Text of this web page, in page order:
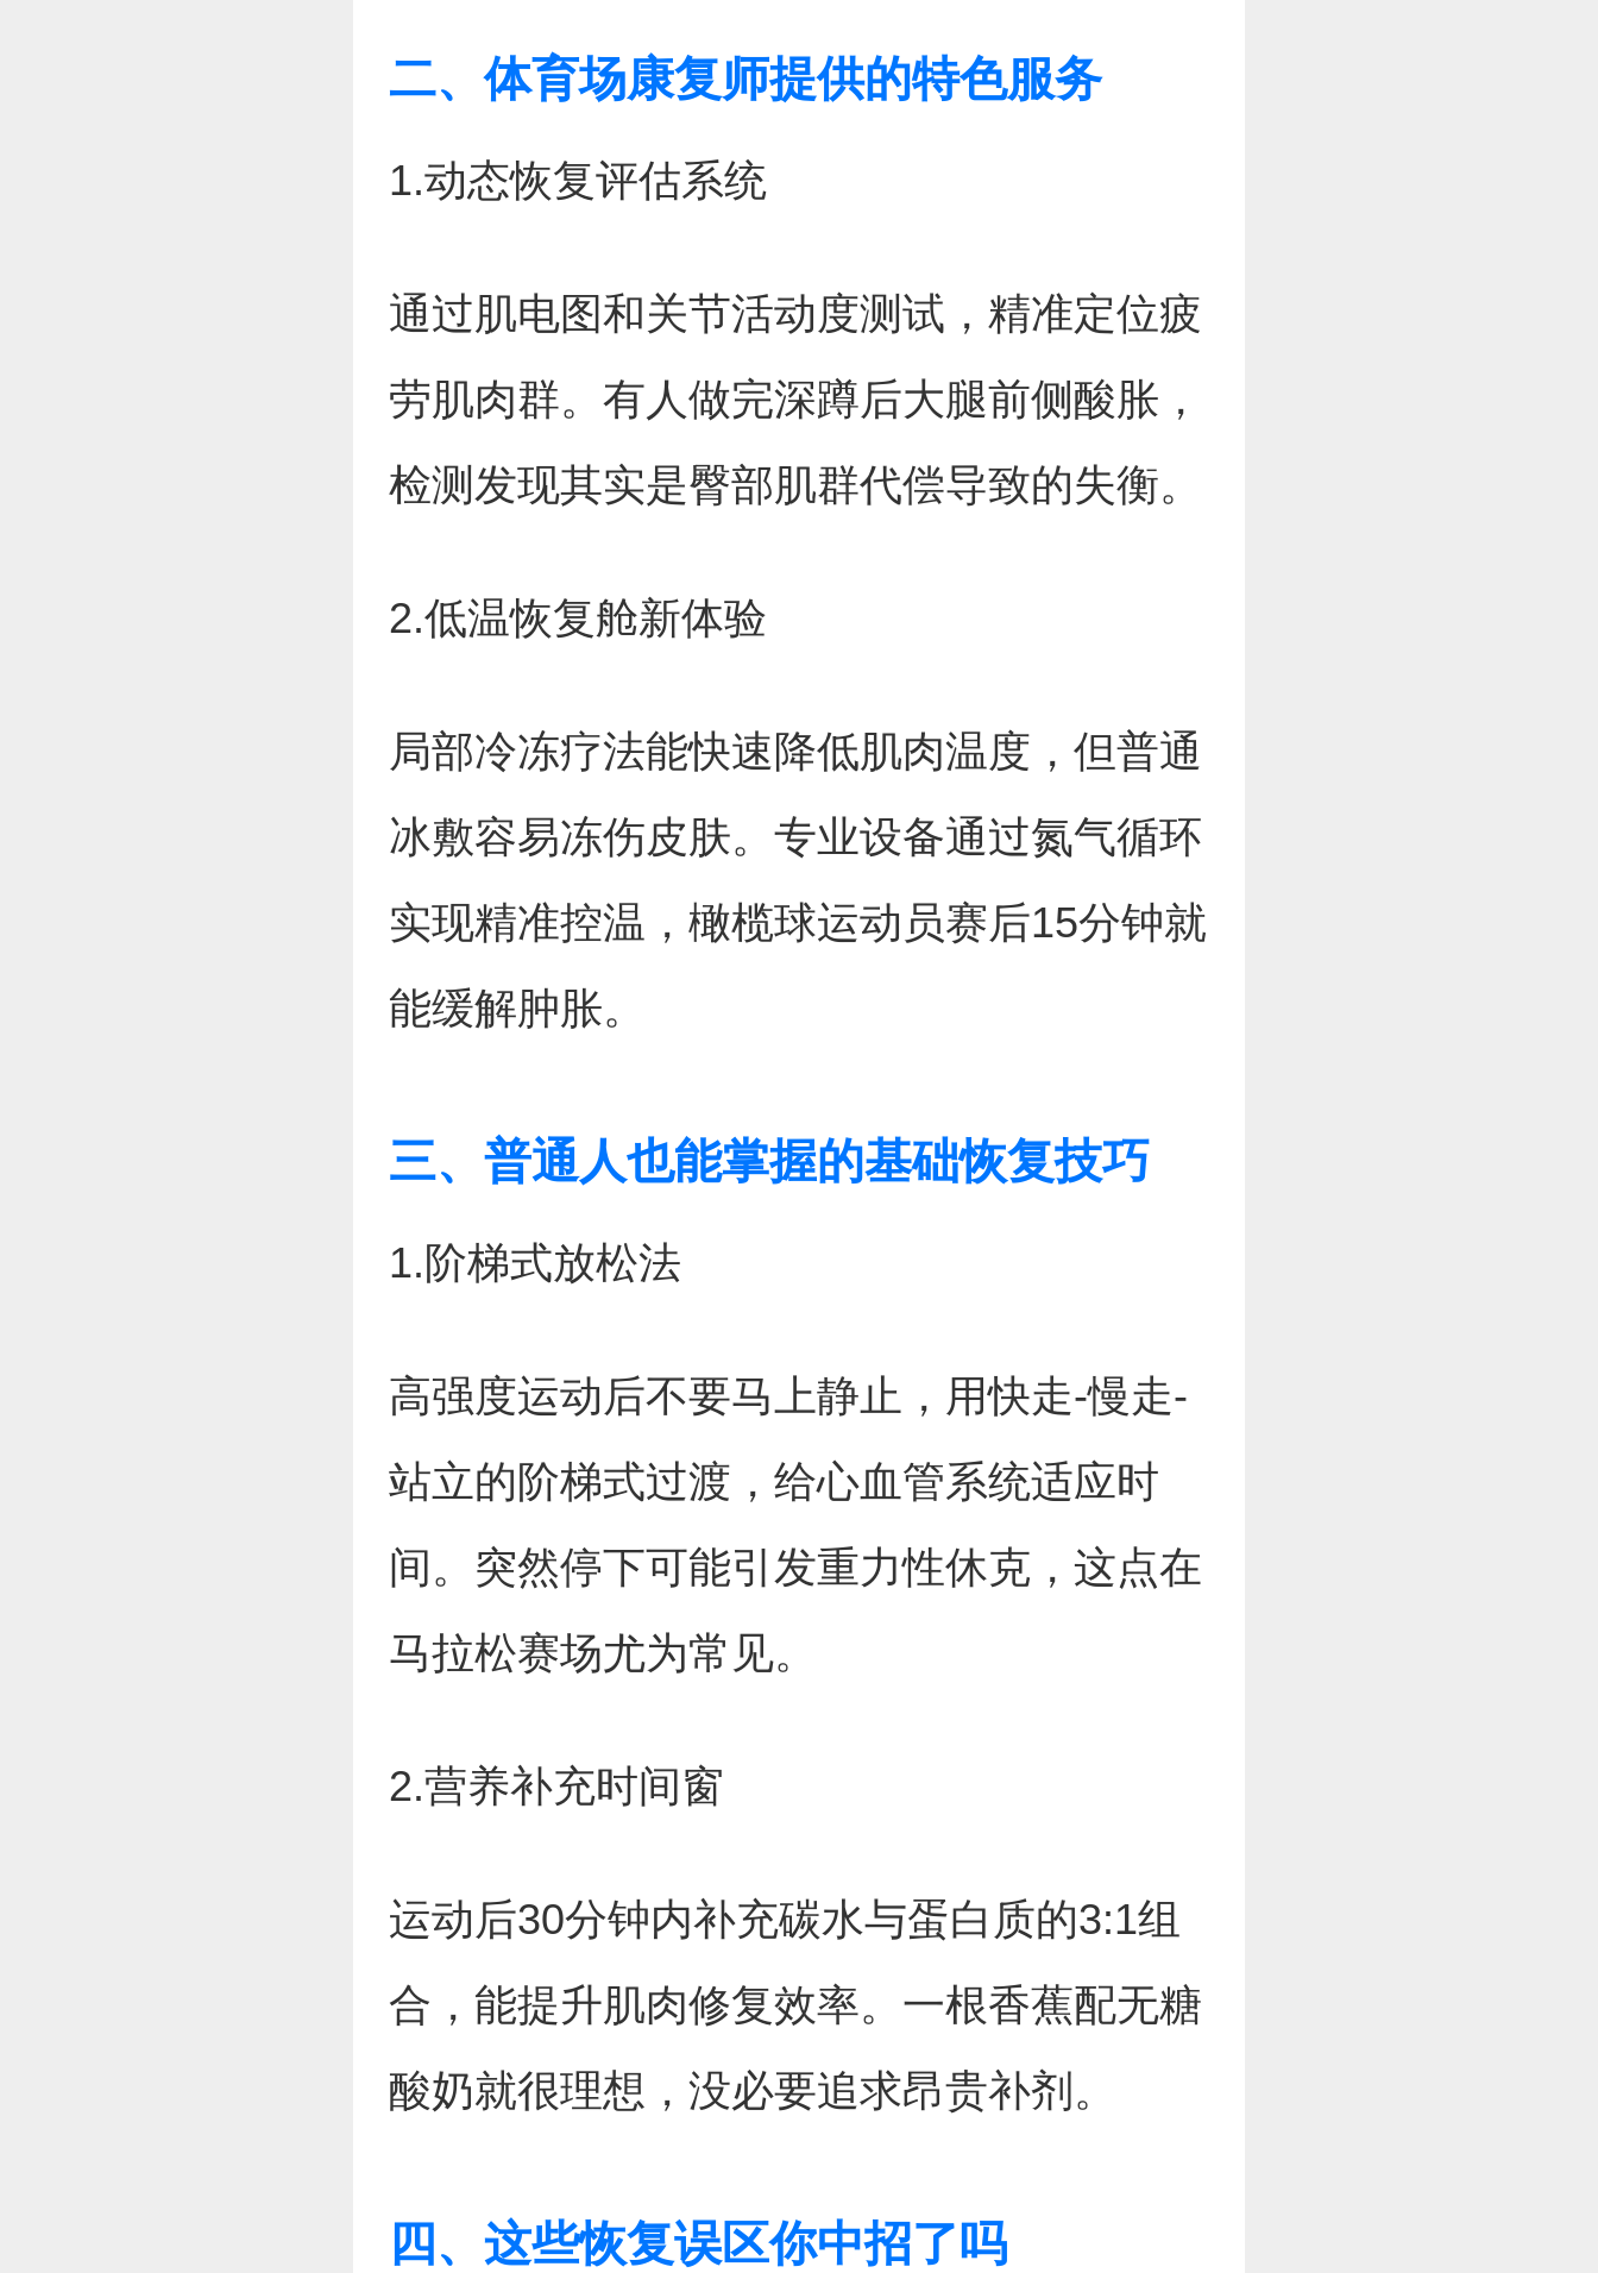
二、体育场康复师提供的特色服务
1.动态恢复评估系统
通过肌电图和关节活动度测试，精准定位疲
劳肌肉群。有人做完深蹲后大腿前侧酸胀，
检测发现其实是臀部肌群代偿导致的失衡。
2.低温恢复舱新体验
局部冷冻疗法能快速降低肌肉温度，但普通
冰敷容易冻伤皮肤。专业设备通过氮气循环
实现精准控温，橄榄球运动员赛后15分钟就
能缓解肿胀。
三、普通人也能掌握的基础恢复技巧
1.阶梯式放松法
高强度运动后不要马上静止，用快走-慢走-
站立的阶梯式过渡，给心血管系统适应时
间。突然停下可能引发重力性休克，这点在
马拉松赛场尤为常见。
2.营养补充时间窗
运动后30分钟内补充碳水与蛋白质的3:1组
合，能提升肌肉修复效率。一根香蕉配无糖
酸奶就很理想，没必要追求昂贵补剂。
四、这些恢复误区你中招了吗